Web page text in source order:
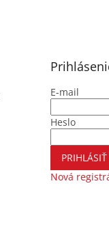
E-mail
Heslo
Nová